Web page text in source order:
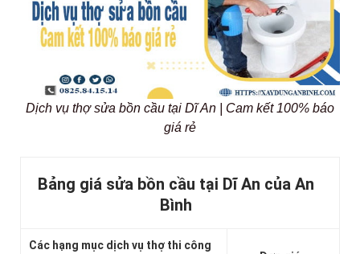
Dịch vụ thợ sửa bồn cầu tại Dĩ An | Cam kết 100% báo
giá rẻ
Bảng giá sửa bồn cầu tại Dĩ An của An
Bình
Các hạng mục dịch vụ thợ thi công